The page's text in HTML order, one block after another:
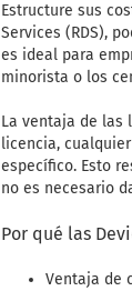
Estructure sus
Services (RDS),
es ideal para
minorista o los
La ventaja de las
licencia,
específico. Esto
no es necesario
Por qué las
Ventaja de